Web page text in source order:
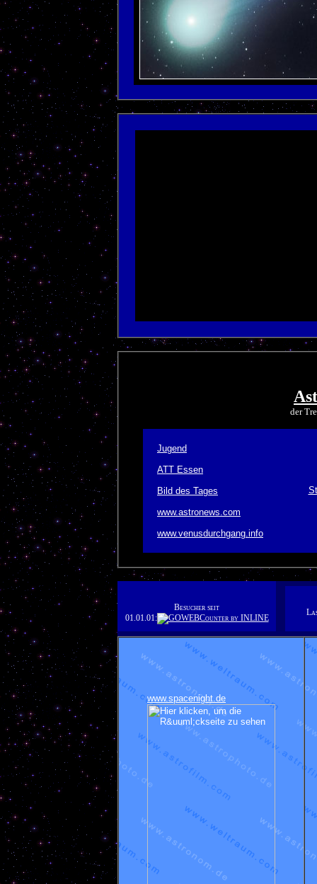
der
Jugend
ATT Essen
Bild des Tages
www.astronews.com
www.venusdurchgang.info
Besucher seit
01.01.01:
www.spacenight.de